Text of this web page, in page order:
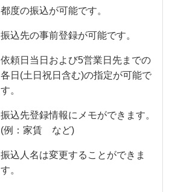
都度の振込が可能です。
振込先の事前登録が可能です。
依頼日当日および5営業日先までの
各日(土日祝日含む)の指定が可能で
す。
振込先登録情報にメモができます。
(例：家賃 など)
振込人名は変更することができま
す。